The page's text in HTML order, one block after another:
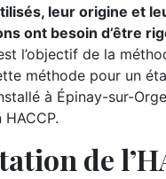
leur origine et
ont besoin d’être
l’objectif de la
méthode pour un
à Épinay-sur-
de